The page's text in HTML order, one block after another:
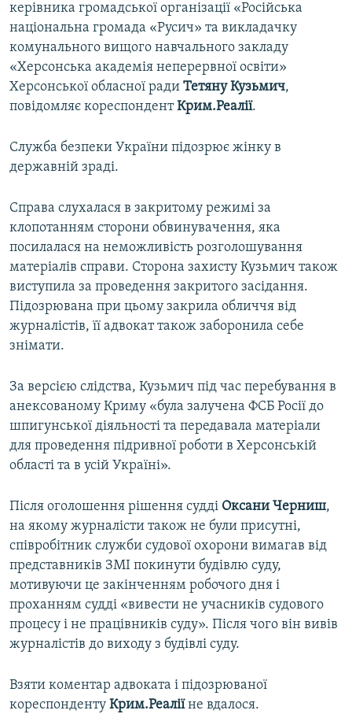
Усі сайти RFE/RL
керівника громадської організації «Російська
національна громада «Русич» та викладачку
комунального вищого навчального закладу
«Херсонська академія неперервної освіти»
Херсонської обласної ради Тетяну Кузьмич,
повідомляє кореспондентКрим.Реалії.
Служба безпеки України підозрює жінку в
державній зраді.
Справа слухалася в закритому режимі за
клопотанням сторони обвинувачення, яка
посилалася на неможливість розголошування
матеріалів справи. Сторона захисту Кузьмич також
виступила за проведення закритого засідання.
Підозрювана при цьому закрила обличчя від
журналістів, її адвокат також заборонила себе
знімати.
За версією слідства, Кузьмич під час перебування в
анексованому Криму «була залучена ФСБ Росії до
шпигунської діяльності та передавала матеріали
для проведення підривної роботи в Херсонській
області та в усій Україні».
Після оголошення рішення судді Оксани Черниш,
на якому журналісти також не були присутні,
співробітник служби судової охорони вимагав від
представників ЗМІ покинути будівлю суду,
мотивуючи це закінченням робочого дня і
проханням судді «вивести не учасників судового
процесу і не працівників суду». Після чого він вивів
журналістів до виходу з будівлі суду.
Взяти коментар адвоката і підозрюваної
кореспонденту Крим.Реаліїне вдалося.